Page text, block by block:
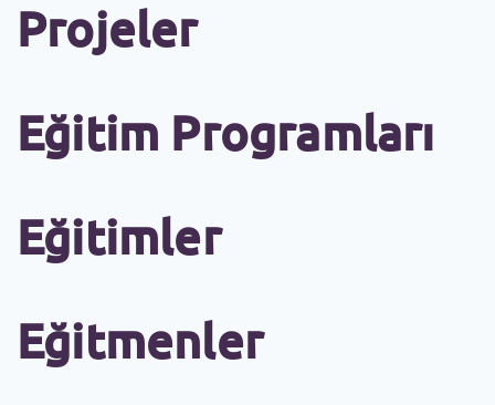
Projeler
Eğitim Programları
Eğitimler
Eğitmenler